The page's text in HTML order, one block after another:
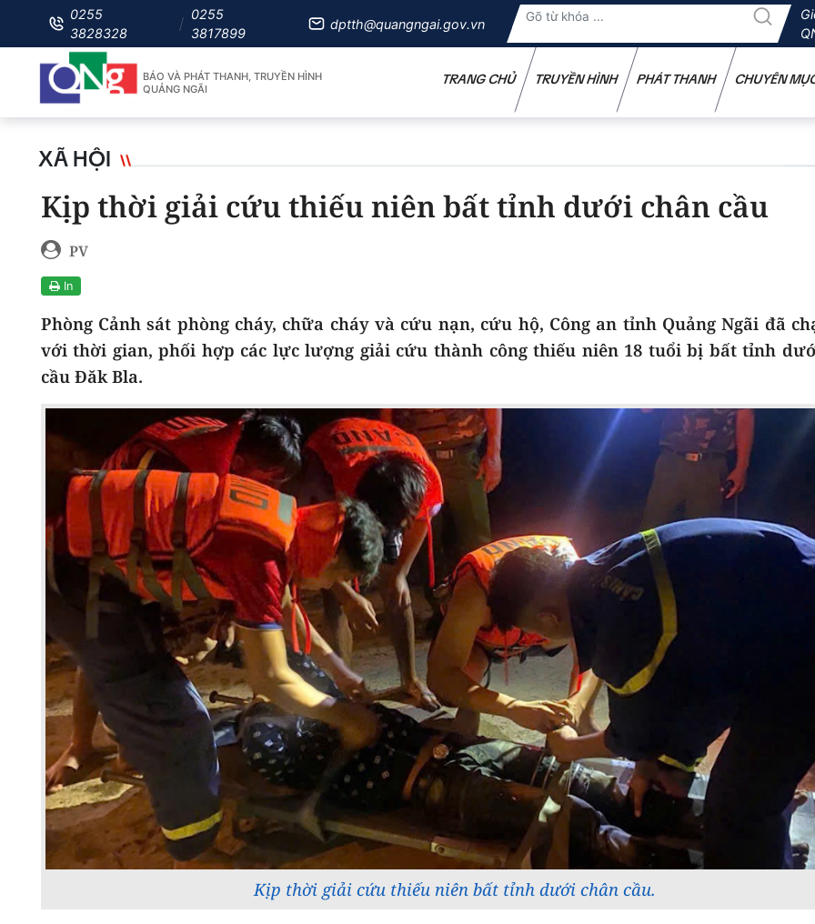
0255
3828328
0255
3817899
dptth@quangngai.gov.vn
BÁO VÀ PHÁT THANH, TRUYỀN HÌNH
QUẢNG NGÃI
TRANG CHỦ TRUYỀN HÌNH PHÁT THANH CHUYÊN
XÃ HỘI
Kịp thời giải cứu thiếu niên bất tỉnh dưới chân cầu
PV
In
Phòng Cảnh sát phòng cháy, chữa cháy và cứu nạn, cứu hộ, Công an tỉnh Quảng Ngãi đã
với thời gian, phối hợp các lực lượng giải cứu thành công thiếu niên 18 tuổi bị bất tỉnh
cầu Đăk Bla.
Kịp thời giải cứu thiếu niên bất tỉnh dưới chân cầu.